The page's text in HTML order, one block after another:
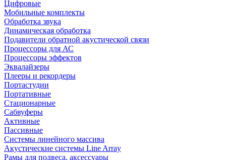
Цифровые
Мобильные комплекты
Обработка звука
Динамическая обработка
Подавители обратной акустической связи
Процессоры для АС
Процессоры эффектов
Эквалайзеры
Плееры и рекордеры
Портастудии
Портативные
Стационарные
Сабвуферы
Активные
Пассивные
Системы линейного массива
Акустические системы Line Array
Рамы для подвеса, аксессуары